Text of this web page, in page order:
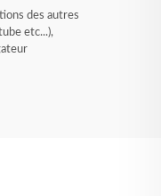
des autres
etc...),